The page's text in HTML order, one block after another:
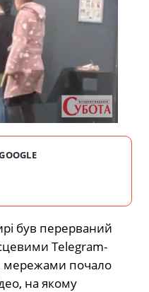
був перерваний
Telegram-
мережами почало
на якому